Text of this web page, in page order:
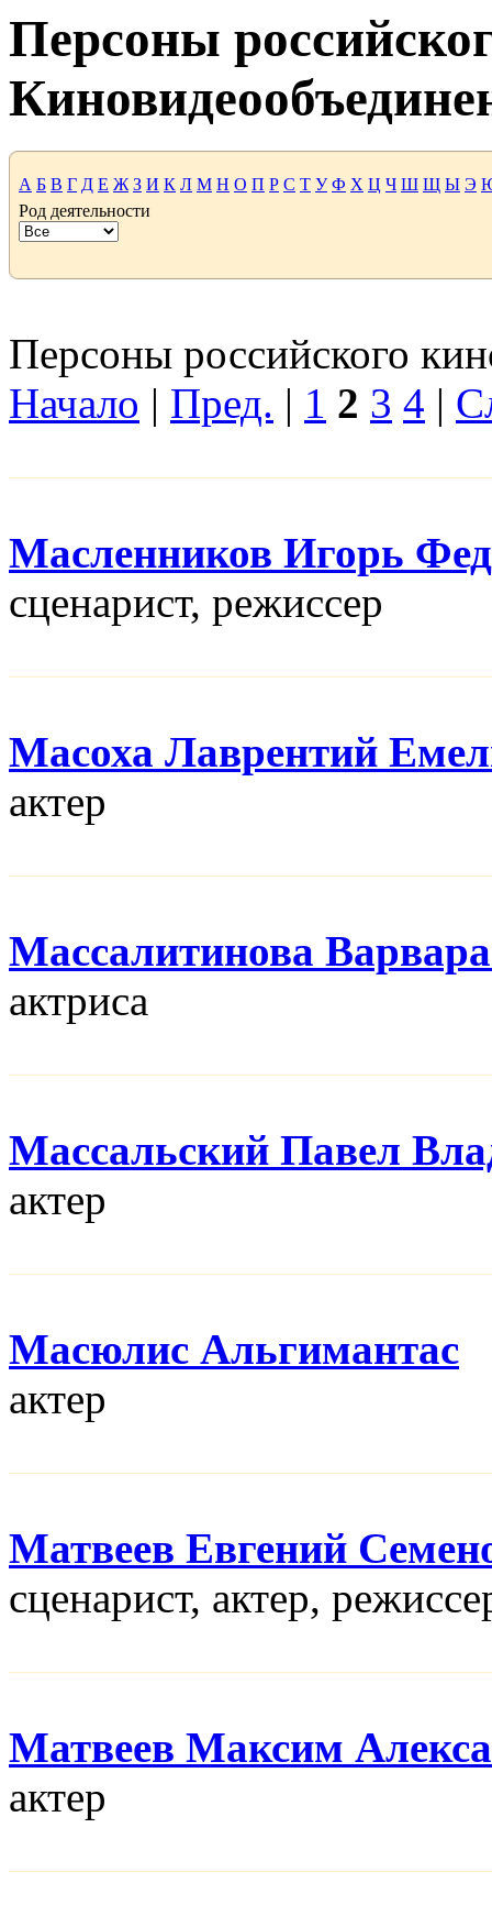
Персоны
А Б В Г Д Е Ж З И К Л М Н О П Р С Т У Ф Х Ц Ч Ш Щ Ы Э
Род деятельности
Персоны российского
Начало | Пред. | 1 2 3 4 |
Масленников Игорь
сценарист, режисcер
Масоха Лаврентий
актер
Массалитинова
актриса
Массальский Павел
актер
Масюлис Альгимантас
актер
Матвеев Евгений
сценарист, актер,
Матвеев Максим
актер